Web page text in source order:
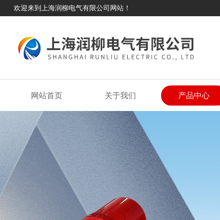
欢迎来到上海润柳电气有限公司网站！
网站首页 关于我们 产品中心